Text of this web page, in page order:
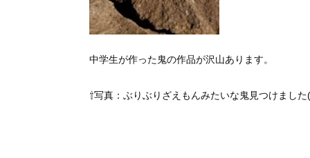
中学生が作った鬼の作品が沢山あります。
⇧写真：ぶりぶりざえもんみたいな鬼見つけました